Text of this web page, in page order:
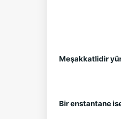
Meşakkatlidir
Bir enstantane